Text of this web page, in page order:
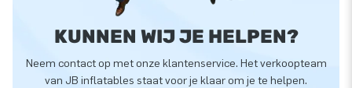
KUNNEN WIJ JE HELPEN?
Neem contact op met onze klantenservice. Het verkoopteam
van JB inflatables staat voor je klaar om je te helpen.